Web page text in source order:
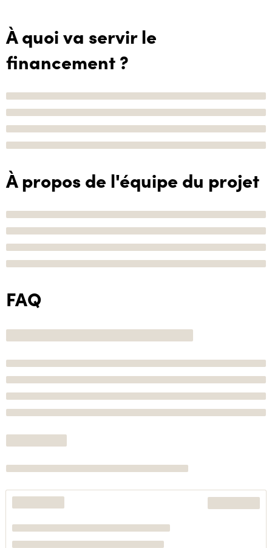
À quoi va servir le
financement ?
À propos de l'équipe du projet
FAQ